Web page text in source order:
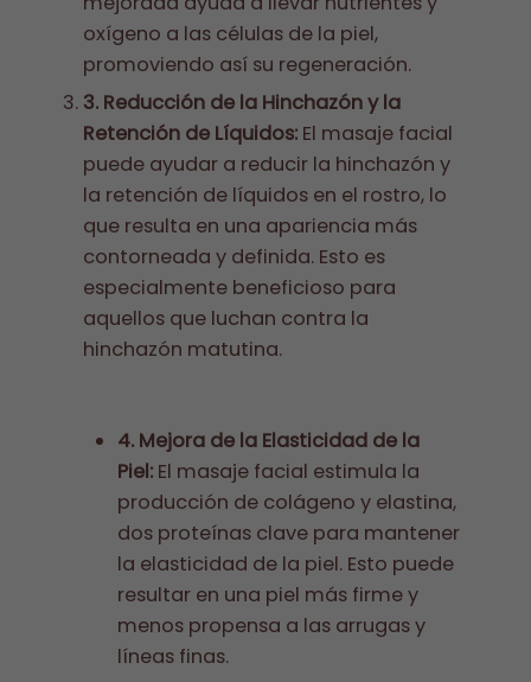
oxígeno a las células de la piel,
promoviendo así su regeneración.
3. Reducción de la Hinchazón y la
Retención de Líquidos: El masaje facial
puede ayudar a reducir la hinchazón y
la retención de líquidos en el rostro, lo
que resulta en una apariencia más
contorneada y definida. Esto es
especialmente beneficioso para
aquellos que luchan contra la
hinchazón matutina.
4. Mejora de la Elasticidad de la
Piel: El masaje facial estimula la
producción de colágeno y elastina,
dos proteínas clave para mantener
la elasticidad de la piel. Esto puede
resultar en una piel más firme y
menos propensa a las arrugas y
líneas finas.